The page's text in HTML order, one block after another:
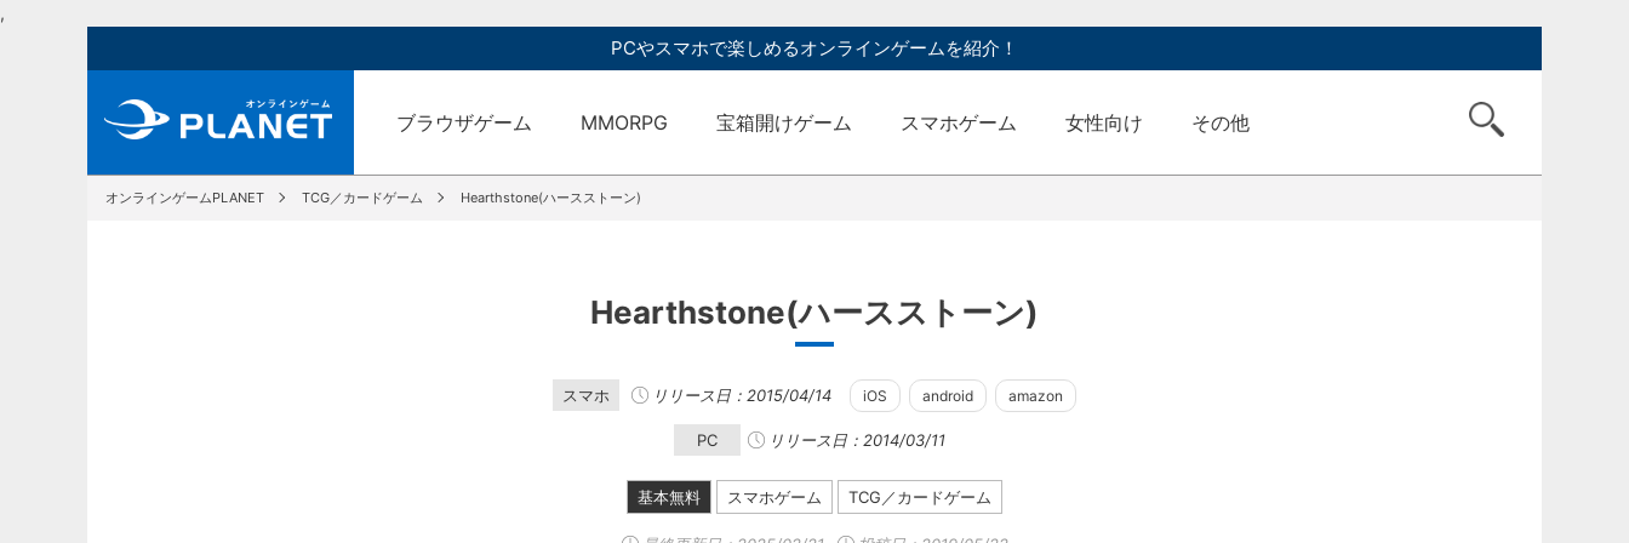
,
PCやスマホで楽しめるオンラインゲームを紹介！
ブラウザゲーム MMORPG 宝箱開けゲーム スマホゲーム 女性向け その他
オンラインゲームPLANET TCG／カードゲーム Hearthstone(ハースストーン)
Hearthstone(ハースストーン)
スマホ リリース日：2015/04/14 iOS android amazon
PC リリース日：2014/03/11
基本無料 スマホゲーム TCG／カードゲーム